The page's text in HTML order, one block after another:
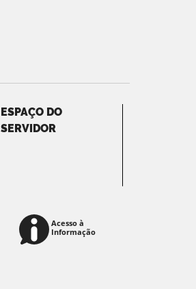
ESPAÇO DO
SERVIDOR